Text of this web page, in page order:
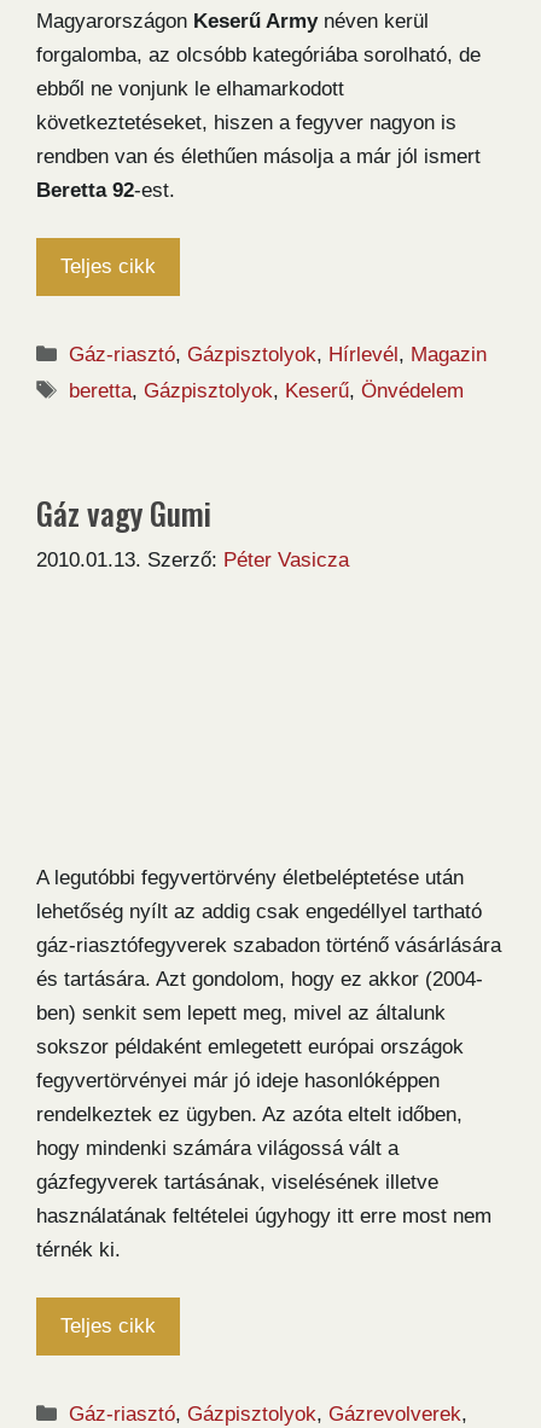
Magyarországon Keserű Armynéven kerül
forgalomba, az olcsóbb kategóriába sorolható, de
ebből ne vonjunk le elhamarkodott
következtetéseket, hiszen a fegyver nagyon is
rendben van és élethűen másolja a már jól ismert
Beretta 92-est.
Teljes cikk
Kategória
Gáz-riasztó, Gázpisztolyok, Hírlevél , Magazin
Címkék
beretta, Gázpisztolyok, Keserű,Önvédelem
Gáz vagy Gumi
2010.01.13. Szerző: Péter Vasicza
A legutóbbi fegyvertörvény életbeléptetése után
lehetőség nyílt az addig csak engedéllyel tartható
gáz-riasztófegyverek szabadon történő vásárlására
és tartására. Azt gondolom, hogy ez akkor (2004-
ben) senkit sem lepett meg, mivel az általunk
sokszor példaként emlegetett európai országok
fegyvertörvényei már jó ideje hasonlóképpen
rendelkeztek ez ügyben. Az azóta eltelt időben,
hogy mindenki számára világossá vált a
gázfegyverek tartásának, viselésének illetve
használatának feltételei úgyhogy itt erre most nem
térnék ki.
Teljes cikk
Kategória
Gáz-riasztó, Gázpisztolyok, Gázrevolverek,